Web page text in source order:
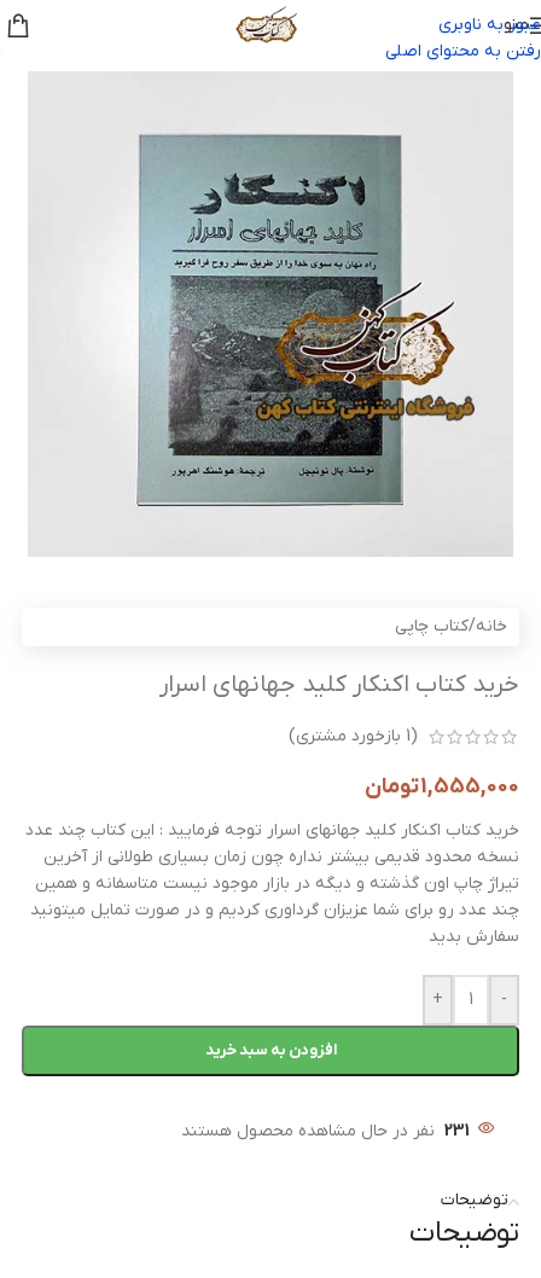
عبور به ناوبری
رفتن به محتوای اصلی
منو
خانه/کتاب چاپی
خرید کتاب اکنکار کلید جهانهای اسرار
(
1 بازخورد مشتری)
1,555,000تومان
خرید کتاب اکنکار کلید جهانهای اسرار توجه فرمایید : این کتاب چند عدد
نسخه محدود قدیمی بیشتر نداره چون زمان بسیاری طولانی از آخرین
تیراژ چاپ اون گذشته و دیگه در بازار موجود نیست متاسفانه و همین
چند عدد رو برای شما عزیزان گرداوری کردیم و در صورت تمایل میتونید
سفارش بدید
-
+
افزودن به سبد خرید
231 نفر در حال مشاهده محصول هستند
توضیحات
توضیحات